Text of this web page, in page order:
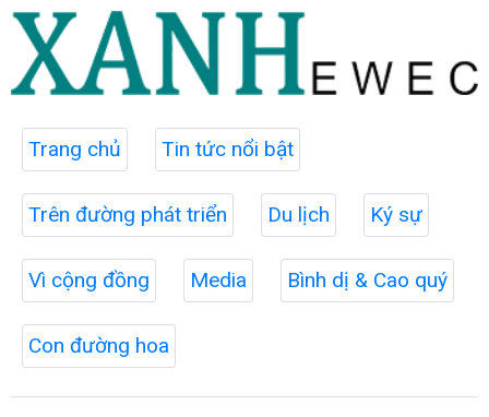
Trang chủ Tin tức nổi bật
Trên đường phát triển Du lịch Ký sự
Vì cộng đồng Media Bình dị & Cao quý
Con đường hoa